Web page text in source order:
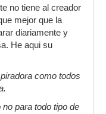
(y por tanto,
de presets
en el M50/M3
ahora mismo
y usan las
628Mb del HD-1
del M3
un Oasys.
no tiene al creador
mejor que la
diariamente y
He aqui su
como todos
para todo tipo de